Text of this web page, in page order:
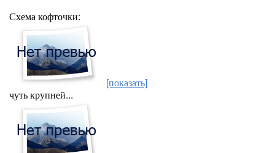
Схема кофточки:
[показать]
чуть крупней...